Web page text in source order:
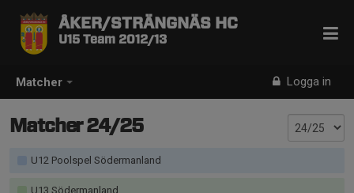
Matcher Logga in
ÅKER/STRÄNGNÄS HC
U15 Team 2012/13
Matcher 24/25
U12 Poolspel Södermanland
U13 Södermanland